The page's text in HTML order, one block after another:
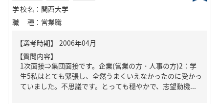
学校名 ： 関西大学
職種 ： 営業職
【質問内容】
1次面接⇒集団面接です。企業(営業の方・人事の方)2：学
生5私はとても緊張し、全然うまくいえなかったのに受かっ
ていました。不思議です。とっても穏やかで、志望動機...